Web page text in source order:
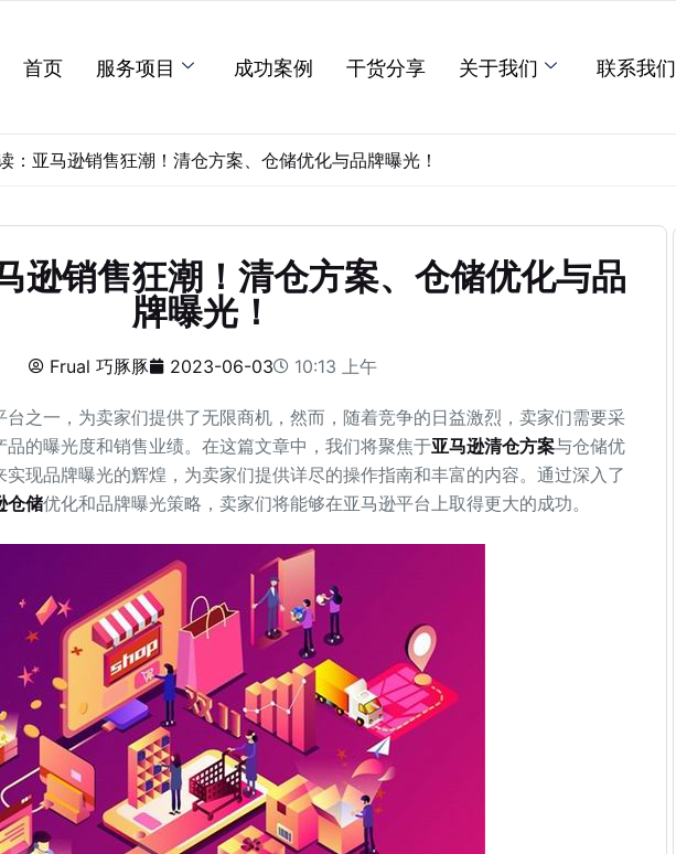
首页 服务项目 成功案例 干货分享 关于我们 联系我们
：亚马逊销售狂潮！清仓方案、仓储优化与品牌曝光！
逊销售狂潮！清仓方案、仓储优化与品
牌曝光！
Frual 巧豚豚 2023-06-03 10:13 上午
之一，为卖家们提供了无限商机，然而，随着竞争的日益激烈，卖家们需要采
的曝光度和销售业绩。在这篇文章中，我们将聚焦于亚马逊清仓方案与仓储优
现品牌曝光的辉煌，为卖家们提供详尽的操作指南和丰富的内容。通过深入了
仓储优化和品牌曝光策略，卖家们将能够在亚马逊平台上取得更大的成功。